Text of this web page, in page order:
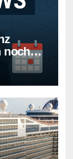
noch